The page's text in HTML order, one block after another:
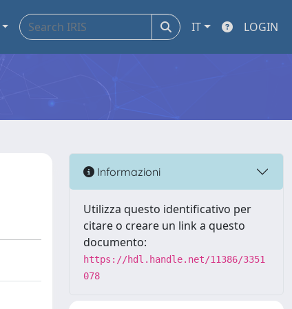
IT LOGIN
Informazioni
Utilizza questo identificativo per
citare o creare un link a questo
documento:
https://hdl.handle.net/11386/3351
078